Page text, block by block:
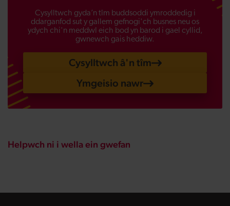
Cysylltwch gyda’n tîm buddsoddi ymroddedig i
ddarganfod sut y gallem gefnogi'ch busnes neu os
ydych chi'n meddwl eich bod yn barod i gael cyllid,
gwnewch gais heddiw.
Cysylltwch â'n tîm
Ymgeisio nawr
Helpwch ni i wella ein gwefan